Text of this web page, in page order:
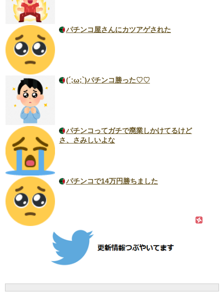
パチンコ屋さんにカツアゲされた
(´;ω;`)パチンコ勝った♡♡
パチンコってガチで廃業しかけてるけど
さ、さみしいよな
パチンコで14万円勝ちました